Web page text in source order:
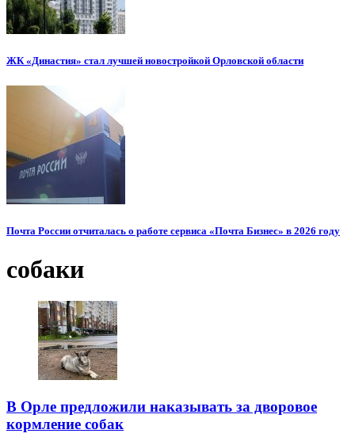
ЖК «Династия» стал лучшей новостройкой Орловской области
Почта России отчиталась о работе сервиса «Почта Бизнес» в 2026 году
собаки
В Орле предложили наказывать за дворовое
кормление собак